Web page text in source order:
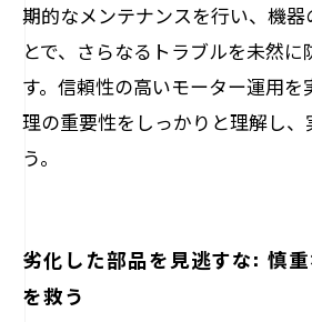
期的なメンテナンスを行い、機
とで、さらなるトラブルを未然
す。信頼性の高いモーター運用
理の重要性をしっかりと理解し、
う。
劣化した部品を見逃すな: 慎
を救う